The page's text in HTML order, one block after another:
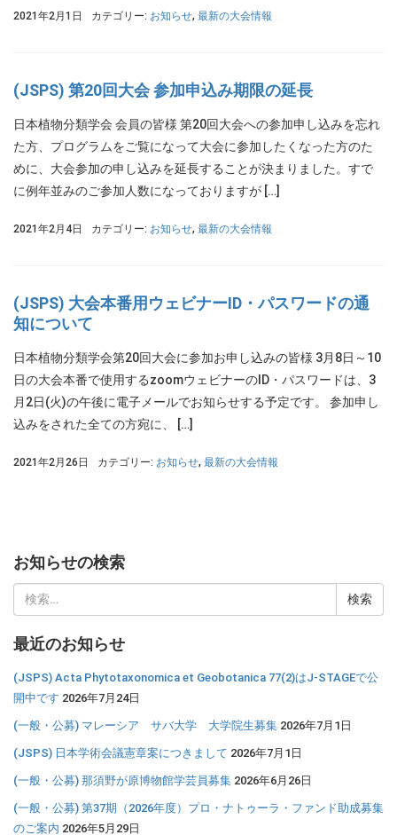
2021年2月1日 カテゴリー: お知らせ, 最新の大会情報
(JSPS) 第20回大会 参加申込み期限の延長
日本植物分類学会 会員の皆様 第20回大会への参加申し込みを忘れ
た方、プログラムをご覧になって大会に参加したくなった方のた
めに、大会参加の申し込みを延長することが決まりました。すで
に例年並みのご参加人数になっておりますが […]
2021年2月4日 カテゴリー: お知らせ, 最新の大会情報
(JSPS) 大会本番用ウェビナーID・パスワードの通
知について
日本植物分類学会第20回大会に参加お申し込みの皆様 3月8日～10
日の大会本番で使用するzoomウェビナーのID・パスワードは、3
月2日(火)の午後に電子メールでお知らせする予定です。 参加申し
込みをされた全ての方宛に、 […]
2021年2月26日 カテゴリー: お知らせ, 最新の大会情報
お知らせの検索
索:
最近のお知らせ
(JSPS) Acta Phytotaxonomica et Geobotanica 77(2)はJ-STAGEで公
開中です 2026年7月24日
(一般・公募) マレーシア サバ大学 大学院生募集 2026年7月1日
(JSPS) 日本学術会議憲章案につきまして 2026年7月1日
(一般・公募) 那須野が原博物館学芸員募集 2026年6月26日
(一般・公募) 第37期（2026年度）プロ・ナトゥーラ・ファンド助成募集
のご案内 2026年5月29日